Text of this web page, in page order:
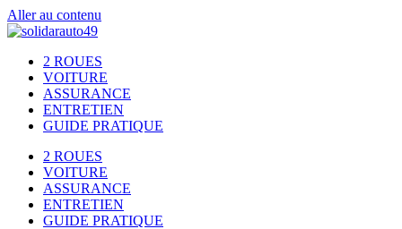
Aller au contenu
2 ROUES
VOITURE
ASSURANCE
ENTRETIEN
GUIDE PRATIQUE
2 ROUES
VOITURE
ASSURANCE
ENTRETIEN
GUIDE PRATIQUE